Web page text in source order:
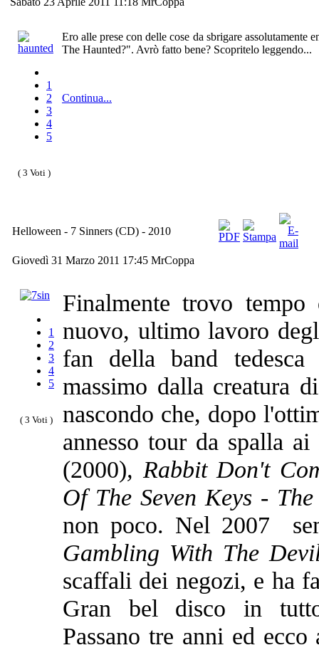
1
2
3
4
5
( 3 Voti )
Ero alle prese con delle cose da sbrigare
The Haunted?". Avrò fatto bene? Scopritelo leggendo...
Continua...
Helloween - 7 Sinners (CD) - 2010
Giovedì 31 Marzo 2011 17:45 MrCoppa
1
2
3
4
5
( 3 Voti )
Finalmente trovo
nuovo, ultimo lavoro
fan della band
massimo dalla creatura
nascondo che, dopo
annesso tour da spalla
(2000), Rabbit Don't
Of The Seven Keys -
non poco. Nel 2007
Gambling With The
scaffali dei negozi, e ha
Gran bel disco in
Passano tre anni ed